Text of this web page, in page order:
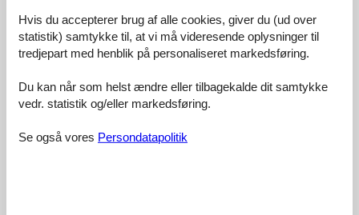
4,2
Faciliteter:
Rengøring:
Komfort:
Hvis du accepterer brug af alle cookies, giver du (ud over
statistik) samtykke til, at vi må videresende oplysninger til
tredjepart med henblik på personaliseret markedsføring.
Du kan når som helst ændre eller tilbagekalde dit samtykke
vedr. statistik og/eller markedsføring.
Se også vores Persondatapolitik